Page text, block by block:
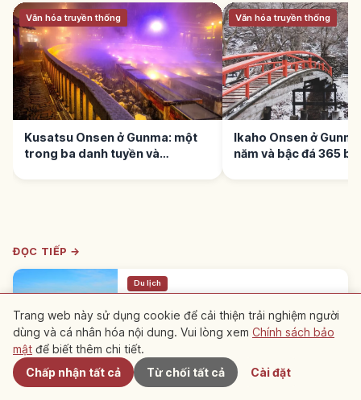
Văn hóa truyền thống
Kusatsu Onsen ở Gunma: một
trong ba danh tuyền và
Văn hóa truyền thống
Ikaho Onsen ở
năm và bậc đá 365
ĐỌC TIẾP →
Du lịch
son bên hồ Ōnuma 1.350m
Đền Akagi gần đỉnh núi Akagi ở Maebashi,
Gunma, cao 1.350m bên hồ Ōnuma. Chính
điện sơn son trên Kotori-ga-shima chuyển từ
Daidō 1970, truyền thuyết Akagi-hime.
Gunma
Gần đây
Trang web này sử dụng cookie để cải thiện trải nghiệm người
dùng và cá nhân hóa nội dung. Vui lòng xem Chính sách bảo
mật để biết thêm chi tiết.
Chấp nhận tất cả
Từ chối tất cả Cài đặt